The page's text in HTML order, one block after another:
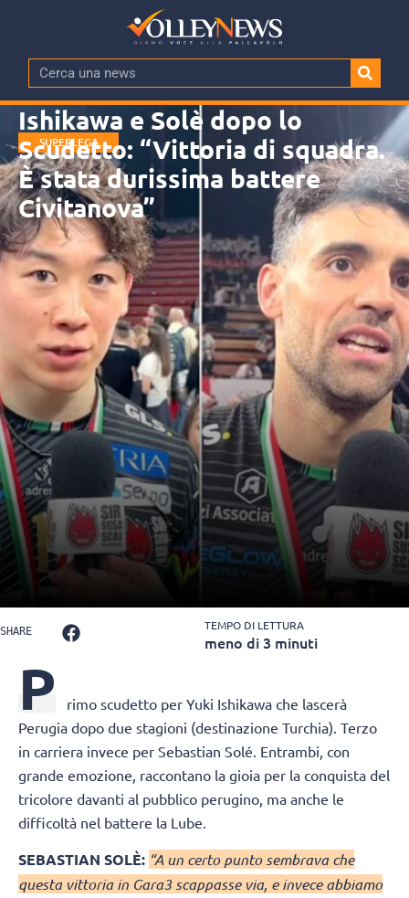
SUPERLEGA
MASCHILE
Ishikawa e Solè dopo lo
Scudetto: “Vittoria di squadra.
È stata durissima battere
Civitanova”
SHARE TEMPO DI LETTURA
meno di 3 minuti
P
rimo scudetto per Yuki Ishikawa che lascerà
Perugia dopo due stagioni (destinazione Turchia). Terzo
in carriera invece per Sebastian Solé. Entrambi, con
grande emozione, raccontano la gioia per la conquista del
tricolore davanti al pubblico perugino, ma anche le
difficoltà nel battere la Lube.
SEBASTIAN SOLÈ: “A un certo punto sembrava che
questa vittoria in Gara3 scappasse via, e invece abbiamo